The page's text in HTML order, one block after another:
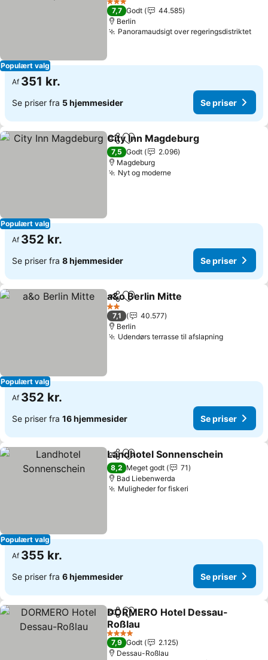
Populært valg
3 Stjerner
7,7 Godt
44.585
Berlin
Panoramaudsigt over regeringsdistriktet
Af 351 kr.
Se priser fra 5 hjemmesider Se priser
Populært valg
Del Føj til favoritter
City Inn Magdeburg
7,5 Godt
2.096
Magdeburg
Nyt og moderne
Af 352 kr.
Se priser fra 8 hjemmesider Se priser
Populært valg
Del Føj til favoritter
a&o Berlin Mitte
2 Stjerner
7,1
40.577
Berlin
Udendørs terrasse til afslapning
Af 352 kr.
Se priser fra 16 hjemmesider Se priser
Populært valg
Del Føj til favoritter
Landhotel Sonnenschein
8,2 Meget godt
71
Bad Liebenwerda
Muligheder for fiskeri
Af 355 kr.
Se priser fra 6 hjemmesider Se priser
Del Føj til favoritter
DORMERO Hotel Dessau-
Roßlau
4 Stjerner
7,9 Godt
2.125
Dessau-Roßlau